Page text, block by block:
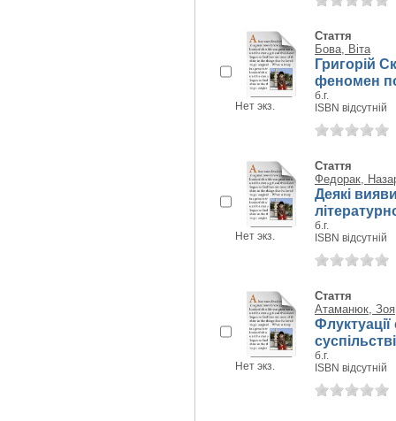
Нет экз.
Стаття
Бова, Віта
Григорій
феномен
б.г.
ISBN відсутній
Нет экз.
Стаття
Федорак,
Деякі
б.г.
ISBN відсутній
Нет экз.
Стаття
Атаманюк, Зоя
суспільстві
б.г.
ISBN відсутній